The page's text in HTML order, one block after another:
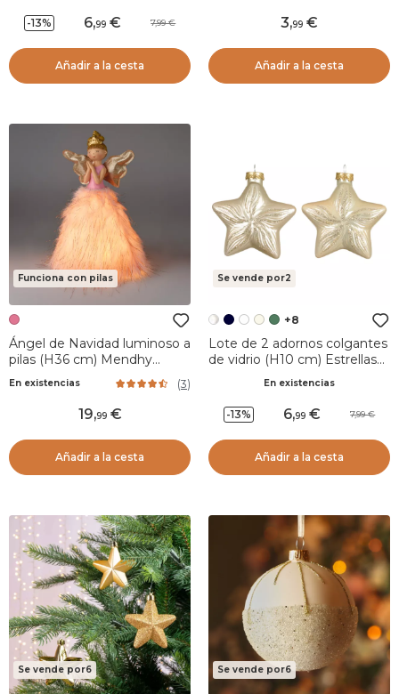
-13% 6,99 7,99
Añadir a la cesta
3,99
Añadir a la cesta
Funciona con pilas
Ángel de Navidad luminoso a
pilas (H36 cm) Mendhy
vestido Rosa rubor
En existencias (3)
19,99
Añadir a la cesta
Se vende por2
+8
Lote de 2 adornos colgantes
de vidrio (H10 cm) Estrellas
Celestiales PerlaEn existencias
-13% 6,99 7,99
Añadir a la cesta
Se vende por6 Se vende por6